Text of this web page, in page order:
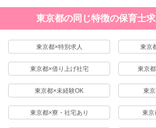
東京都の同じ特徴の保育士
東京都×特別求人 東京
東京都×借り上げ社宅 東京
東京都×未経験OK 東
東京都×寮・社宅あり 東京